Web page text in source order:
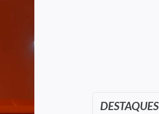
DESTAQUES